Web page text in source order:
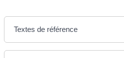
Textes de référence